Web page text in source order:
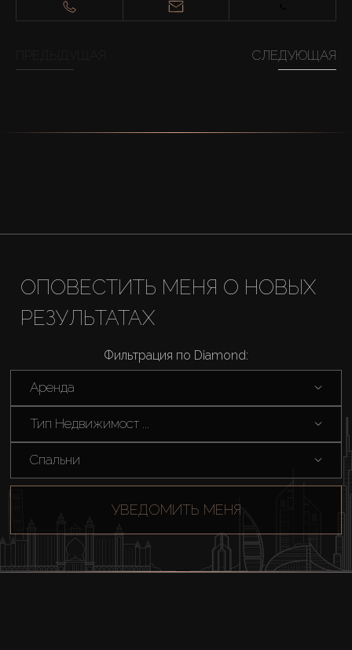
СЛЕДУЮЩАЯ
ОПОВЕСТИТЬ МЕНЯ О НОВЫХ
РЕЗУЛЬТАТАХ
Фильтрация по Diamond:
Аренда
Тип Недвижимост ...
Спальни
УВЕДОМИТЬ МЕНЯ